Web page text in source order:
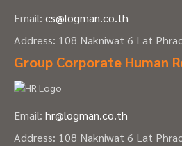
Email: cs@logman.co.th
Address: 108 Nakniwat 6 Lat
Group Corporate Human
Email: hr@logman.co.th
Address: 108 Nakniwat 6 Lat